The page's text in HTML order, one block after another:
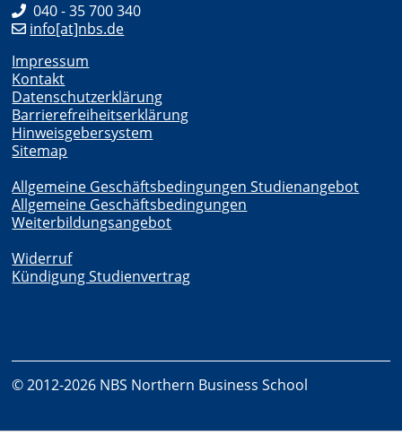
040 - 35 700 340
info[at]nbs.de
Impressum
Kontakt
Datenschutzerklärung
Barrierefreiheitserklärung
Hinweisgebersystem
Sitemap
Allgemeine Geschäftsbedingungen Studienangebot
Allgemeine Geschäftsbedingungen
Weiterbildungsangebot
Widerruf
Kündigung Studienvertrag
© 2012-2026 NBS Northern Business School